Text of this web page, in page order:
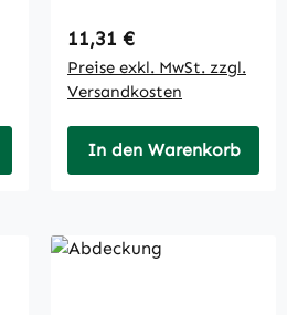
Regulärer Preis:
11,31 €
Preise exkl. MwSt. zzgl.
Versandkosten
In den Warenkorb